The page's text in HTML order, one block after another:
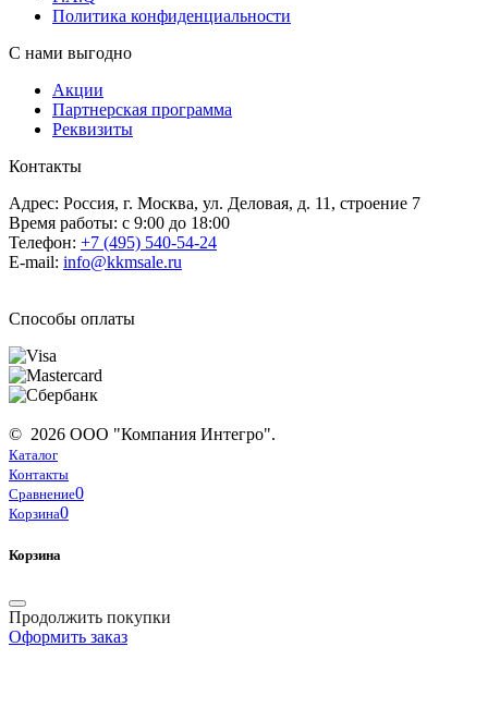
Политика конфиденциальности
С нами выгодно
Акции
Партнерская программа
Реквизиты
Контакты
Адрес: Россия, г. Москва, ул. Деловая, д. 11, строение 7
Время работы: с 9:00 до 18:00
Телефон: +7 (495) 540-54-24
E-mail: info@kkmsale.ru
Способы оплаты
© 2026 ООО "Компания Интегро".
Каталог
Контакты
Сравнение0
Корзина0
Корзина
Продолжить покупки
Оформить заказ